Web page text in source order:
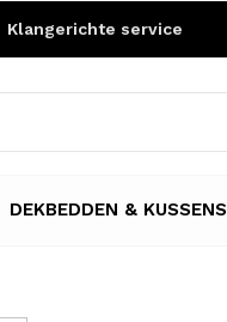
DEKBEDDEN & KUSSENS
Klangerichte service